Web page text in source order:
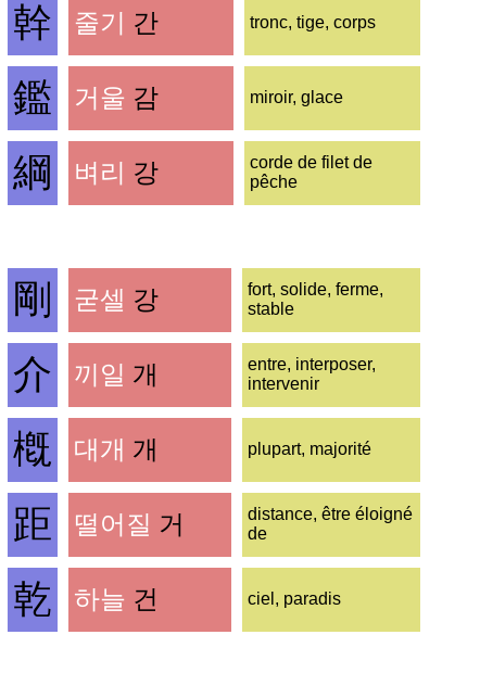
幹 줄기 간 tronc, tige, corps
鑑 거울 감 miroir, glace
綱 벼리 강
corde de filet de
pêche
剛 굳셀 강
fort, solide, ferme,
stable
介 끼일 개
entre, interposer,
intervenir
槪 대개 개 plupart, majorité
距 떨어질 거
distance, être éloigné
de
乾 하늘 건 ciel, paradis